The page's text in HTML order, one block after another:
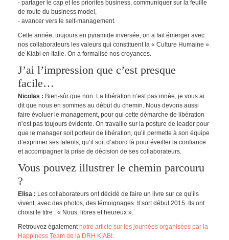
- partager le cap et les priorités business, communiquer sur la feuille
de route du business model,
- avancer vers le self-management.
Cette année, toujours en pyramide inversée, on a fait émerger avec
nos collaborateurs les valeurs qui constituent la « Culture Humaine »
de Kiabi en Italie. On a formalisé nos croyances.
J’ai l’impression que c’est presque
facile…
Nicolas : Bien-sûr que non. La libération n’est pas innée, je vous ai
dit que nous en sommes au début du chemin. Nous devons aussi
faire évoluer le management, pour qui cette démarche de libération
n’est pas toujours évidente. On travaille sur la posture de leader pour
que le manager soit porteur de libération, qu’il permette à son équipe
d’exprimer ses talents, qu’il soit d’abord là pour éveiller la confiance
et accompagner la prise de décision de ses collaborateurs.
Vous pouvez illustrer le chemin parcouru
?
Elisa : Les collaborateurs ont décidé de faire un livre sur ce qu’ils
vivent, avec des photos, des témoignages. Il sort début 2015. Ils ont
choisi le titre : « Nous, libres et heureux ».
Retrouvez égalementnotre article sur les journées organisées par la
Happiness Team de la DRH KIABI.